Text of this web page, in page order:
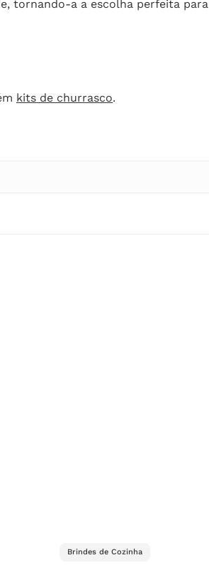
tornando-a a escolha perfeita para
kits de churrasco.
Brindes de Cozinha